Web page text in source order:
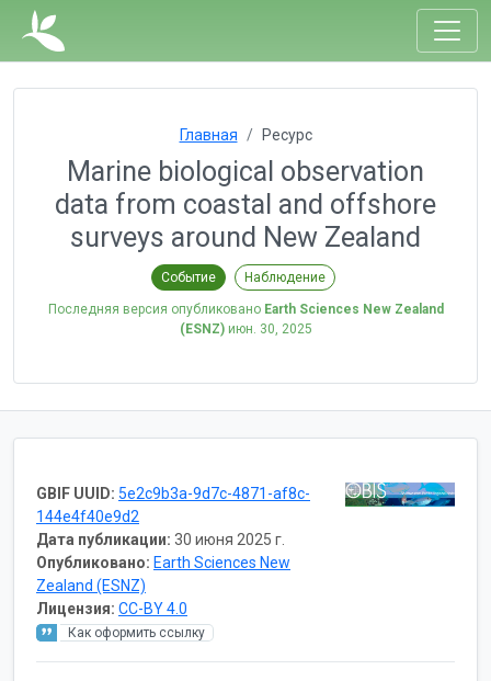
Главная Ресурс
Marine biological observation
data from coastal and offshore
surveys around New Zealand
Событие Наблюдение
Последняя версия опубликовано Earth Sciences New Zealand
(ESNZ) июн. 30, 2025
GBIF UUID: 5e2c9b3a-9d7c-4871-af8c-
144e4f40e9d2
Дата публикации: 30 июня 2025 г.
Опубликовано: Earth Sciences New
Zealand (ESNZ)
Лицензия: CC-BY 4.0
Как оформить ссылку